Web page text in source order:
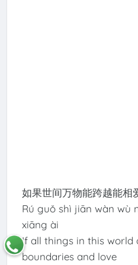
如果世间万物能跨越能相
Rú guǒ shì jiān wàn wù
xiāng ài
If all things in this world
boundaries and love